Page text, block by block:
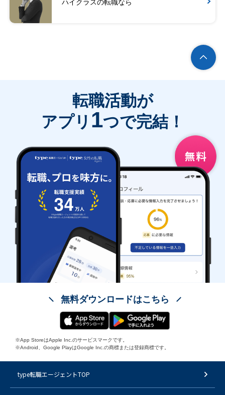
ハイクラスの転職なら
転職活動が
アプリ 1つで完結！
無料ダウンロードはこちら
※App StoreはApple Inc.のサービスマークです。
※Android、Google PlayはGoogle Inc.の商標または登録商標です。
type転職エージェントTOP